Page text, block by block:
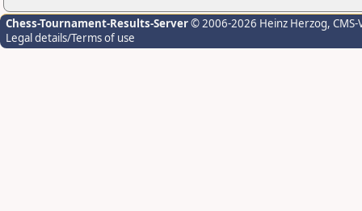
Chess-Tournament-Results-Server© 2006-2026 Heinz Herzog,
Legal details/Terms of use